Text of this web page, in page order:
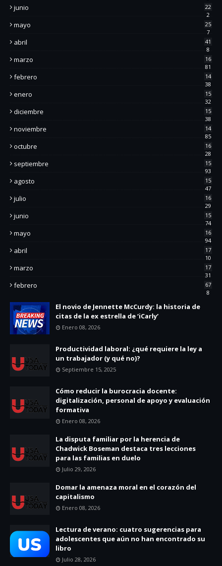
junio
22
2
mayo
25
7
abril
41
8
marzo
16
81
febrero
14
38
enero
15
32
diciembre
15
38
noviembre
14
85
octubre
16
28
septiembre
15
93
agosto
15
47
julio
16
29
junio
15
74
mayo
16
94
abril
17
10
marzo
17
31
febrero
67
8
El novio de Jennette McCurdy: la historia de
citas de la ex estrella de ‘iCarly’
Enero 08, 2026
Productividad laboral: ¿qué requiere la ley a
un trabajador (y qué no)?
Septiembre 15, 2025
Cómo reducir la burocracia docente:
digitalización, personal de apoyo y evaluación
formativa
Enero 08, 2026
La disputa familiar por la herencia de
Chadwick Boseman destaca tres lecciones
para las familias en duelo
Julio 29, 2026
Domar la amenaza moral en el corazón del
capitalismo
Enero 08, 2026
Lectura de verano: cuatro sugerencias para
adolescentes que aún no han encontrado su
libro
Julio 28, 2026